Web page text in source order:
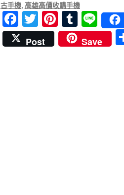
古手機, 高雄高價收購手機
Fa
ce
b
T
wi
tt
Pi
nt
er
T
u
m
Li
n
e
Post
Save